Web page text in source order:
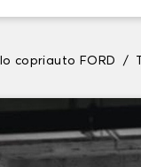
copriauto FORD